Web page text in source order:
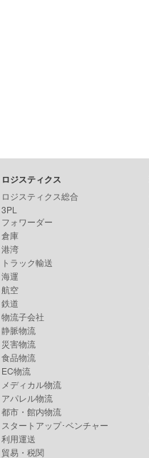
ロジスティクス
ロジスティクス総合
3PL
フォワーダー
倉庫
港湾
トラック輸送
海運
航空
鉄道
物流子会社
静脈物流
災害物流
食品物流
EC物流
メディカル物流
アパレル物流
都市・館内物流
スタートアップ･ベンチャー
利用運送
貿易・税関